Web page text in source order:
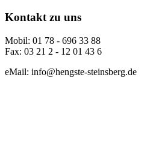
Kontakt zu uns
Mobil: 01 78 - 696 33 88
Fax: 03 21 2 - 12 01 43 6
eMail: info@hengste-steinsberg.de